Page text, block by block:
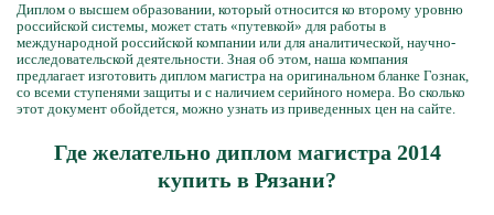
Диплом о высшем образовании, который относится ко второму уровню
российской системы, может стать «путевкой» для работы в
международной российской компании или для аналитической, научно-
исследовательской деятельности. Зная об этом, наша компания
предлагает изготовить диплом магистра на оригинальном бланке Гознак,
со всеми ступенями защиты и с наличием серийного номера. Во сколько
этот документ обойдется, можно узнать из приведенных цен на сайте.
Где желательно диплом магистра 2014
купить в Рязани?